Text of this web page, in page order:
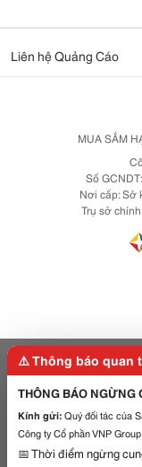
Liên hệ Quảng Cáo
MUA SẮM
Số
Nơi cấp: Sở
Trụ sở
⚠️ Thông báo quan
THÔNG BÁO NGỪNG
Kính gửi:Quý đối tác của
Công ty Cổ phần VNP
📅 Thời điểm ngừng